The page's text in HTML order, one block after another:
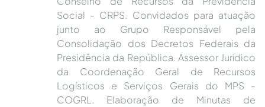
Social - CRPS. Convidados para atuação
junto ao Grupo Responsável pela
Consolidação dos Decretos Federais da
Presidência da República. Assessor Jurídico
da Coordenação Geral de Recursos
Logísticos e Serviços Gerais do MPS -
COGRL. Elaboração de Minutas de